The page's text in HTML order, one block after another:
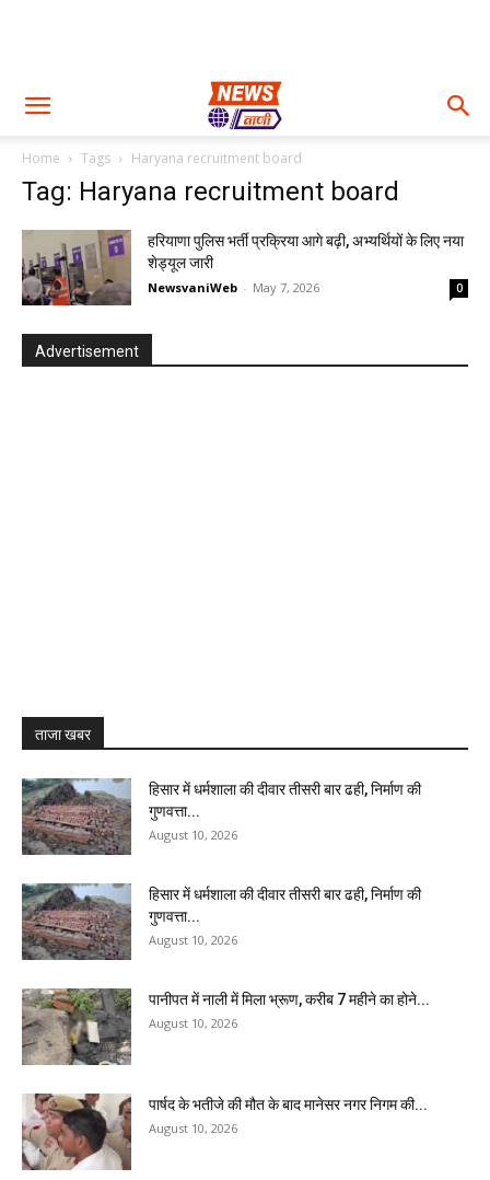
Home Tags Haryana recruitment board
Tag: Haryana recruitment board
हरियाणा पुलिस भर्ती प्रक्रिया आगे बढ़ी, अभ्यर्थियों के लिए नया
शेड्यूल जारी
NewsvaniWeb - May 7, 2026 0
Advertisement
ताजा खबर
हिसार में धर्मशाला की दीवार तीसरी बार ढही, निर्माण की
गुणवत्ता...
August 10, 2026
हिसार में धर्मशाला की दीवार तीसरी बार ढही, निर्माण की
गुणवत्ता...
August 10, 2026
पानीपत में नाली में मिला भ्रूण, करीब 7 महीने का होने...
August 10, 2026
पार्षद के भतीजे की मौत के बाद मानेसर नगर निगम की...
August 10, 2026